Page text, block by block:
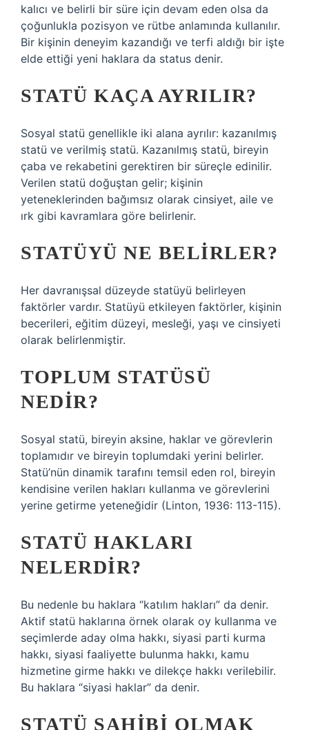
kalıcı ve belirli bir süre için devam eden olsa da
çoğunlukla pozisyon ve rütbe anlamında kullanılır.
Bir kişinin deneyim kazandığı ve terfi aldığı bir işte
elde ettiği yeni haklara da status denir.
STATÜ KAÇA AYRILIR?
Sosyal statü genellikle iki alana ayrılır: kazanılmış
statü ve verilmiş statü. Kazanılmış statü, bireyin
çaba ve rekabetini gerektiren bir süreçle edinilir.
Verilen statü doğuştan gelir; kişinin
yeteneklerinden bağımsız olarak cinsiyet, aile ve
ırk gibi kavramlara göre belirlenir.
STATÜYÜ NE BELIRLER?
Her davranışsal düzeyde statüyü belirleyen
faktörler vardır. Statüyü etkileyen faktörler, kişinin
becerileri, eğitim düzeyi, mesleği, yaşı ve cinsiyeti
olarak belirlenmiştir.
TOPLUM STATÜSÜ
NEDIR?
Sosyal statü, bireyin aksine, haklar ve görevlerin
toplamıdır ve bireyin toplumdaki yerini belirler.
Statü’nün dinamik tarafını temsil eden rol, bireyin
kendisine verilen hakları kullanma ve görevlerini
yerine getirme yeteneğidir (Linton, 1936: 113-115).
STATÜ HAKLARI
NELERDIR?
Bu nedenle bu haklara “katılım hakları” da denir.
Aktif statü haklarına örnek olarak oy kullanma ve
seçimlerde aday olma hakkı, siyasi parti kurma
hakkı, siyasi faaliyette bulunma hakkı, kamu
hizmetine girme hakkı ve dilekçe hakkı verilebilir.
Bu haklara “siyasi haklar” da denir.
STATÜ SAHIBI OLMAK